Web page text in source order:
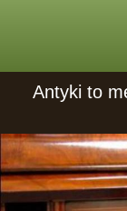
Antyki to